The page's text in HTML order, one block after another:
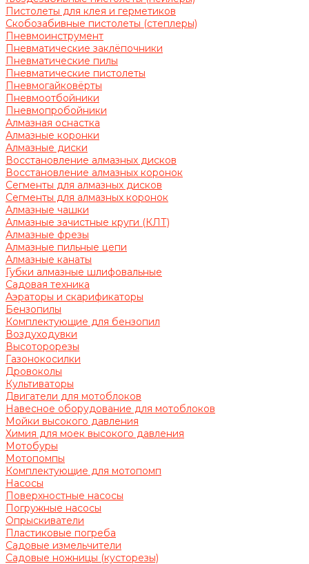
Пистолеты для клея и герметиков
Скобозабивные пистолеты (степлеры)
Пневмоинструмент
Пневматические заклёпочники
Пневматические пилы
Пневматические пистолеты
Пневмогайковёрты
Пневмоотбойники
Пневмопробойники
Алмазная оснастка
Алмазные коронки
Алмазные диски
Восстановление алмазных дисков
Восстановление алмазных коронок
Сегменты для алмазных дисков
Сегменты для алмазных коронок
Алмазные чашки
Алмазные зачистные круги (КЛТ)
Алмазные фрезы
Алмазные пильные цепи
Алмазные канаты
Губки алмазные шлифовальные
Садовая техника
Аэраторы и скарификаторы
Бензопилы
Комплектующие для бензопил
Воздуходувки
Высоторорезы
Газонокосилки
Дровоколы
Культиваторы
Двигатели для мотоблоков
Навесное оборудование для мотоблоков
Мойки высокого давления
Химия для моек высокого давления
Мотобуры
Мотопомпы
Комплектующие для мотопомп
Насосы
Поверхностные насосы
Погружные насосы
Опрыскиватели
Пластиковые погреба
Садовые измельчители
Садовые ножницы (кусторезы)